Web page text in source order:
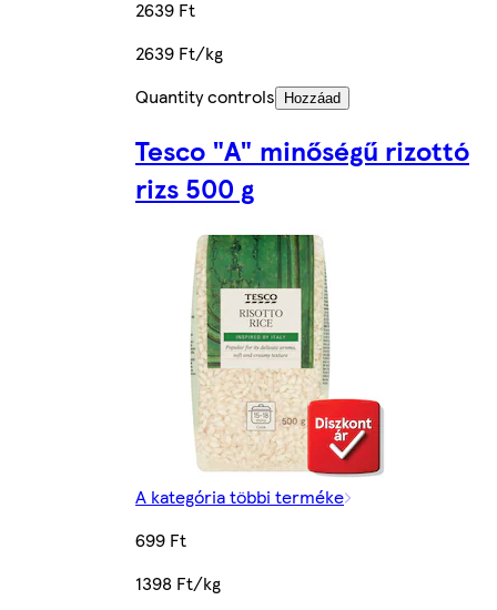
2639 Ft
2639 Ft/kg
Quantity controls
Hozzáad
Tesco "A" minőségű rizottó
rizs 500 g
A kategória többi terméke
699 Ft
1398 Ft/kg